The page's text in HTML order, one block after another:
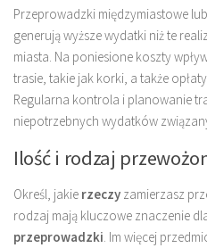
Przeprowadzki międzymiastowe
generują wyższe wydatki niż te
miasta. Na poniesione koszty
trasie, takie jak korki, a także
Regularna kontrola i planowanie
niepotrzebnych wydatków
Ilość i rodzaj
Określ, jakie rzeczy zamierzasz
rodzaj mają kluczowe znaczenie
przeprowadzki . Im więcej